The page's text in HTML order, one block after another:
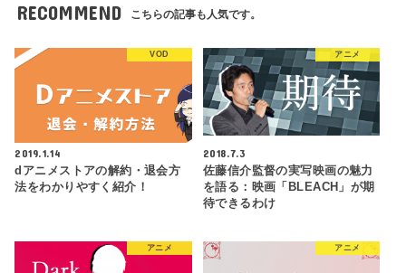
RECOMMEND こちらの記事も人気です。
VOD
2019.1.14
dアニメストアの解約・退会方
法をわかりやすく紹介！
アニメ
2018.7.3
佐藤信介監督の実写映画の魅力
を語る：映画「BLEACH」が期
待できるわけ
アニメ アニメ